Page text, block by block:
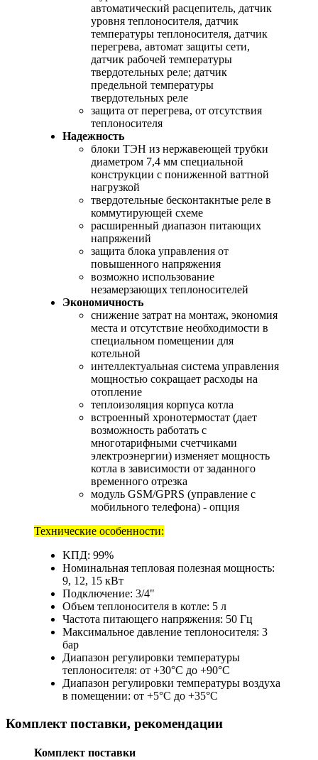
автоматический расцепитель, датчик
уровня теплоносителя, датчик
температуры теплоносителя, датчик
перегрева, автомат защиты сети,
датчик рабочей температуры
твердотельных реле; датчик
предельной температуры
твердотельных реле
защита от перегрева, от отсутствия
теплоносителя
Надежность
блоки ТЭН из нержавеющей трубки
диаметром 7,4 мм специальной
конструкции с пониженной ваттной
нагрузкой
твердотельные бесконтакнтые реле в
коммутирующей схеме
расширенный диапазон питающих
напряжений
защита блока управления от
повышенного напряжения
возможно использование
незамерзающих теплоносителей
Экономичность
снижение затрат на монтаж, экономия
места и отсутствие необходимости в
специальном помещении для
котельной
интеллектуальная система управления
мощностью сокращает расходы на
отопление
теплоизоляция корпуса котла
встроенный хронотермостат (дает
возможность работать с
многотарифными счетчиками
электроэнергии) изменяет мощность
котла в зависимости от заданного
временного отрезка
модуль GSM/GPRS (управление с
мобильного телефона) - опция
Технические особенности:
KПД: 99%
Номинальная тепловая полезная мощность:
9, 12, 15 кВт
Подключение: 3/4"
Объем теплоносителя в котле: 5 л
Частота питающего напряжения: 50 Гц
Максимальное давление теплоносителя: 3
бар
Диапазон регулировки температуры
теплоносителя: от +30°С до +90°С
Диапазон регулировки температуры воздуха
в помещении: от +5°С до +35°С
Комплект поставки, рекомендации
Комплект поставки